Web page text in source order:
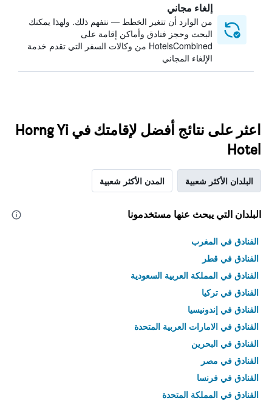
إلغاء مجاني
من الوارد أن تتغير الخطط — نتفهم ذلك. ولهذا يمكنك
البحث وحجز فنادق وأماكن إقامة على
HotelsCombined من وكالات السفر التي تقدم خدمة
الإلغاء المجاني
اعثر على نتائج أفضل لإقامتك في Horng Yi
Hotel
البلدان الأكثر شعبية المدن الأكثر شعبية
البلدان التي يبحث عنها مستخدمونا
الفنادق في المغرب
الفنادق في قطر
الفنادق في المملكة العربية السعودية
الفنادق في تركيا
الفنادق في إندونيسيا
الفنادق في الامارات العربية المتحدة
الفنادق في البحرين
الفنادق في مصر
الفنادق في فرنسا
الفنادق في المملكة المتحدة